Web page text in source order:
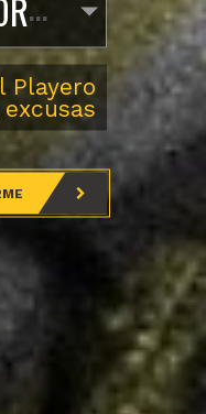
5
100%
Playero